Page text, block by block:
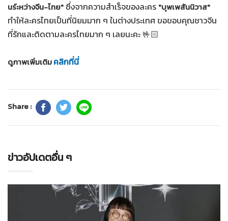
นร์ะหว่างจีน-ไทย" ซึ่งจากความสำเร็จของละคร "บุพเพสันนิวาส"
ทำให้ละครไทยเป็นที่นิยมมาก ๆ ในต่างประเทศ ขอขอบคุณชาวจีน
ที่รักและติดตามละครไทยมาก ๆ เลยนะคะ 🤟🏻
ดูภาพเพิ่มเติมคลิกที่นี่
Share :
ข่าวอัปเดตอื่น ๆ